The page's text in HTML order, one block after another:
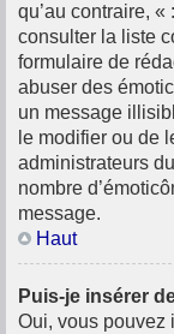
qu’au contraire,
consulter la liste
formulaire de
abuser des
un message
le modifier ou de
administrateurs
nombre
message.
Haut
Puis-je insérer
Oui, vous pouvez